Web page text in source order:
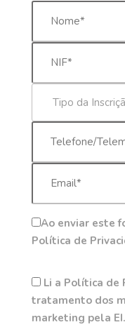
Ao enviar este
Política de
Li a Política de
tratamento dos
marketing pela